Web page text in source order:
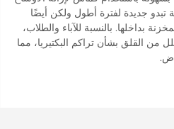
تبدو جديدة لفترة أطول ولكن أيضًا
بداخلها. بالنسبة للآباء والطلاب،
من القلق بشأن تراكم البكتيريا، مما